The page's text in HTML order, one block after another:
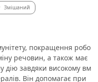
Змішаний
покращення робо
речовин, а також має
дію завдяки високому вм
Він допомагає при